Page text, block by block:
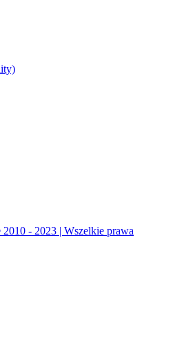
- 2023 | Wszelkie prawa